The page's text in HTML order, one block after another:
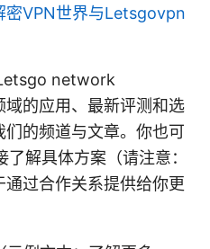
VPN世界与Letsgovpn
network
的应用、最新评测和选
的频道与文章。你也可
解具体方案（请注意：
过合作关系提供给你更